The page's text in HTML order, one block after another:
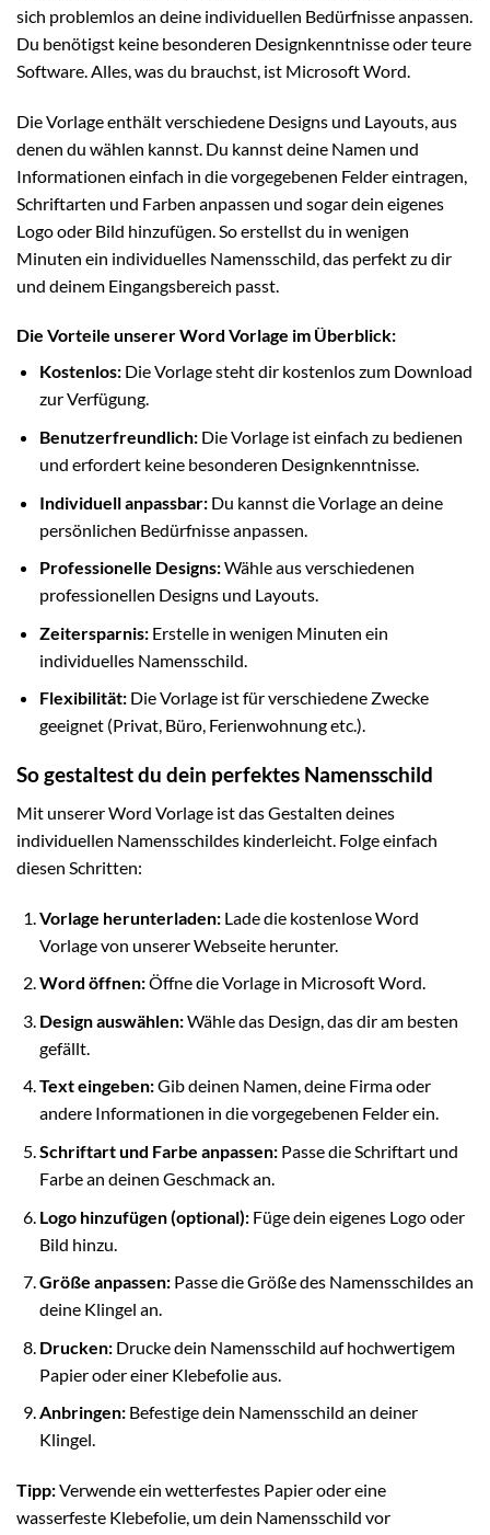
sich problemlos an deine individuellen Bedürfnisse anpassen.
Du benötigst keine besonderen Designkenntnisse oder teure
Software. Alles, was du brauchst, ist Microsoft Word.
Die Vorlage enthält verschiedene Designs und Layouts, aus
denen du wählen kannst. Du kannst deine Namen und
Informationen einfach in die vorgegebenen Felder eintragen,
Schriftarten und Farben anpassen und sogar dein eigenes
Logo oder Bild hinzufügen. So erstellst du in wenigen
Minuten ein individuelles Namensschild, das perfekt zu dir
und deinem Eingangsbereich passt.
Die Vorteile unserer Word Vorlage im Überblick:
Kostenlos:Die Vorlage steht dir kostenlos zum Download
zur Verfügung.
Benutzerfreundlich:Die Vorlage ist einfach zu bedienen
und erfordert keine besonderen Designkenntnisse.
Individuell anpassbar:Du kannst die Vorlage an deine
persönlichen Bedürfnisse anpassen.
Professionelle Designs:Wähle aus verschiedenen
professionellen Designs und Layouts.
Zeitersparnis:Erstelle in wenigen Minuten ein
individuelles Namensschild.
Flexibilität:Die Vorlage ist für verschiedene Zwecke
geeignet (Privat, Büro, Ferienwohnung etc.).
So gestaltest du dein perfektes Namensschild
Mit unserer Word Vorlage ist das Gestalten deines
individuellen Namensschildes kinderleicht. Folge einfach
diesen Schritten:
Vorlage herunterladen:Lade die kostenlose Word
Vorlage von unserer Webseite herunter.
Word öffnen:Öffne die Vorlage in Microsoft Word.
Design auswählen:Wähle das Design, das dir am besten
gefällt.
Text eingeben:Gib deinen Namen, deine Firma oder
andere Informationen in die vorgegebenen Felder ein.
Schriftart und Farbe anpassen:Passe die Schriftart und
Farbe an deinen Geschmack an.
Logo hinzufügen (optional):Füge dein eigenes Logo oder
Bild hinzu.
Größe anpassen:Passe die Größe des Namensschildes an
deine Klingel an.
Drucken:Drucke dein Namensschild auf hochwertigem
Papier oder einer Klebefolie aus.
Anbringen:Befestige dein Namensschild an deiner
Klingel.
Tipp:Verwende ein wetterfestes Papier oder eine
wasserfeste Klebefolie, um dein Namensschild vor